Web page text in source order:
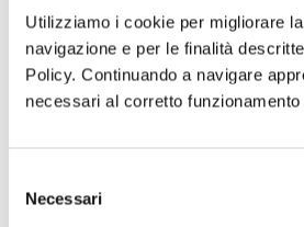
Utilizziamo i cookie per migliorare
navigazione e per le finalità
Policy. Continuando a navigare
necessari al corretto funzionamento
delNecessari
tutto l'anno, attorno ai 9°C, il che
piacevole in ogni stagione, ma è
adeguatamente con
comode. Al termine del percorso,
approfondimenti sulla storia